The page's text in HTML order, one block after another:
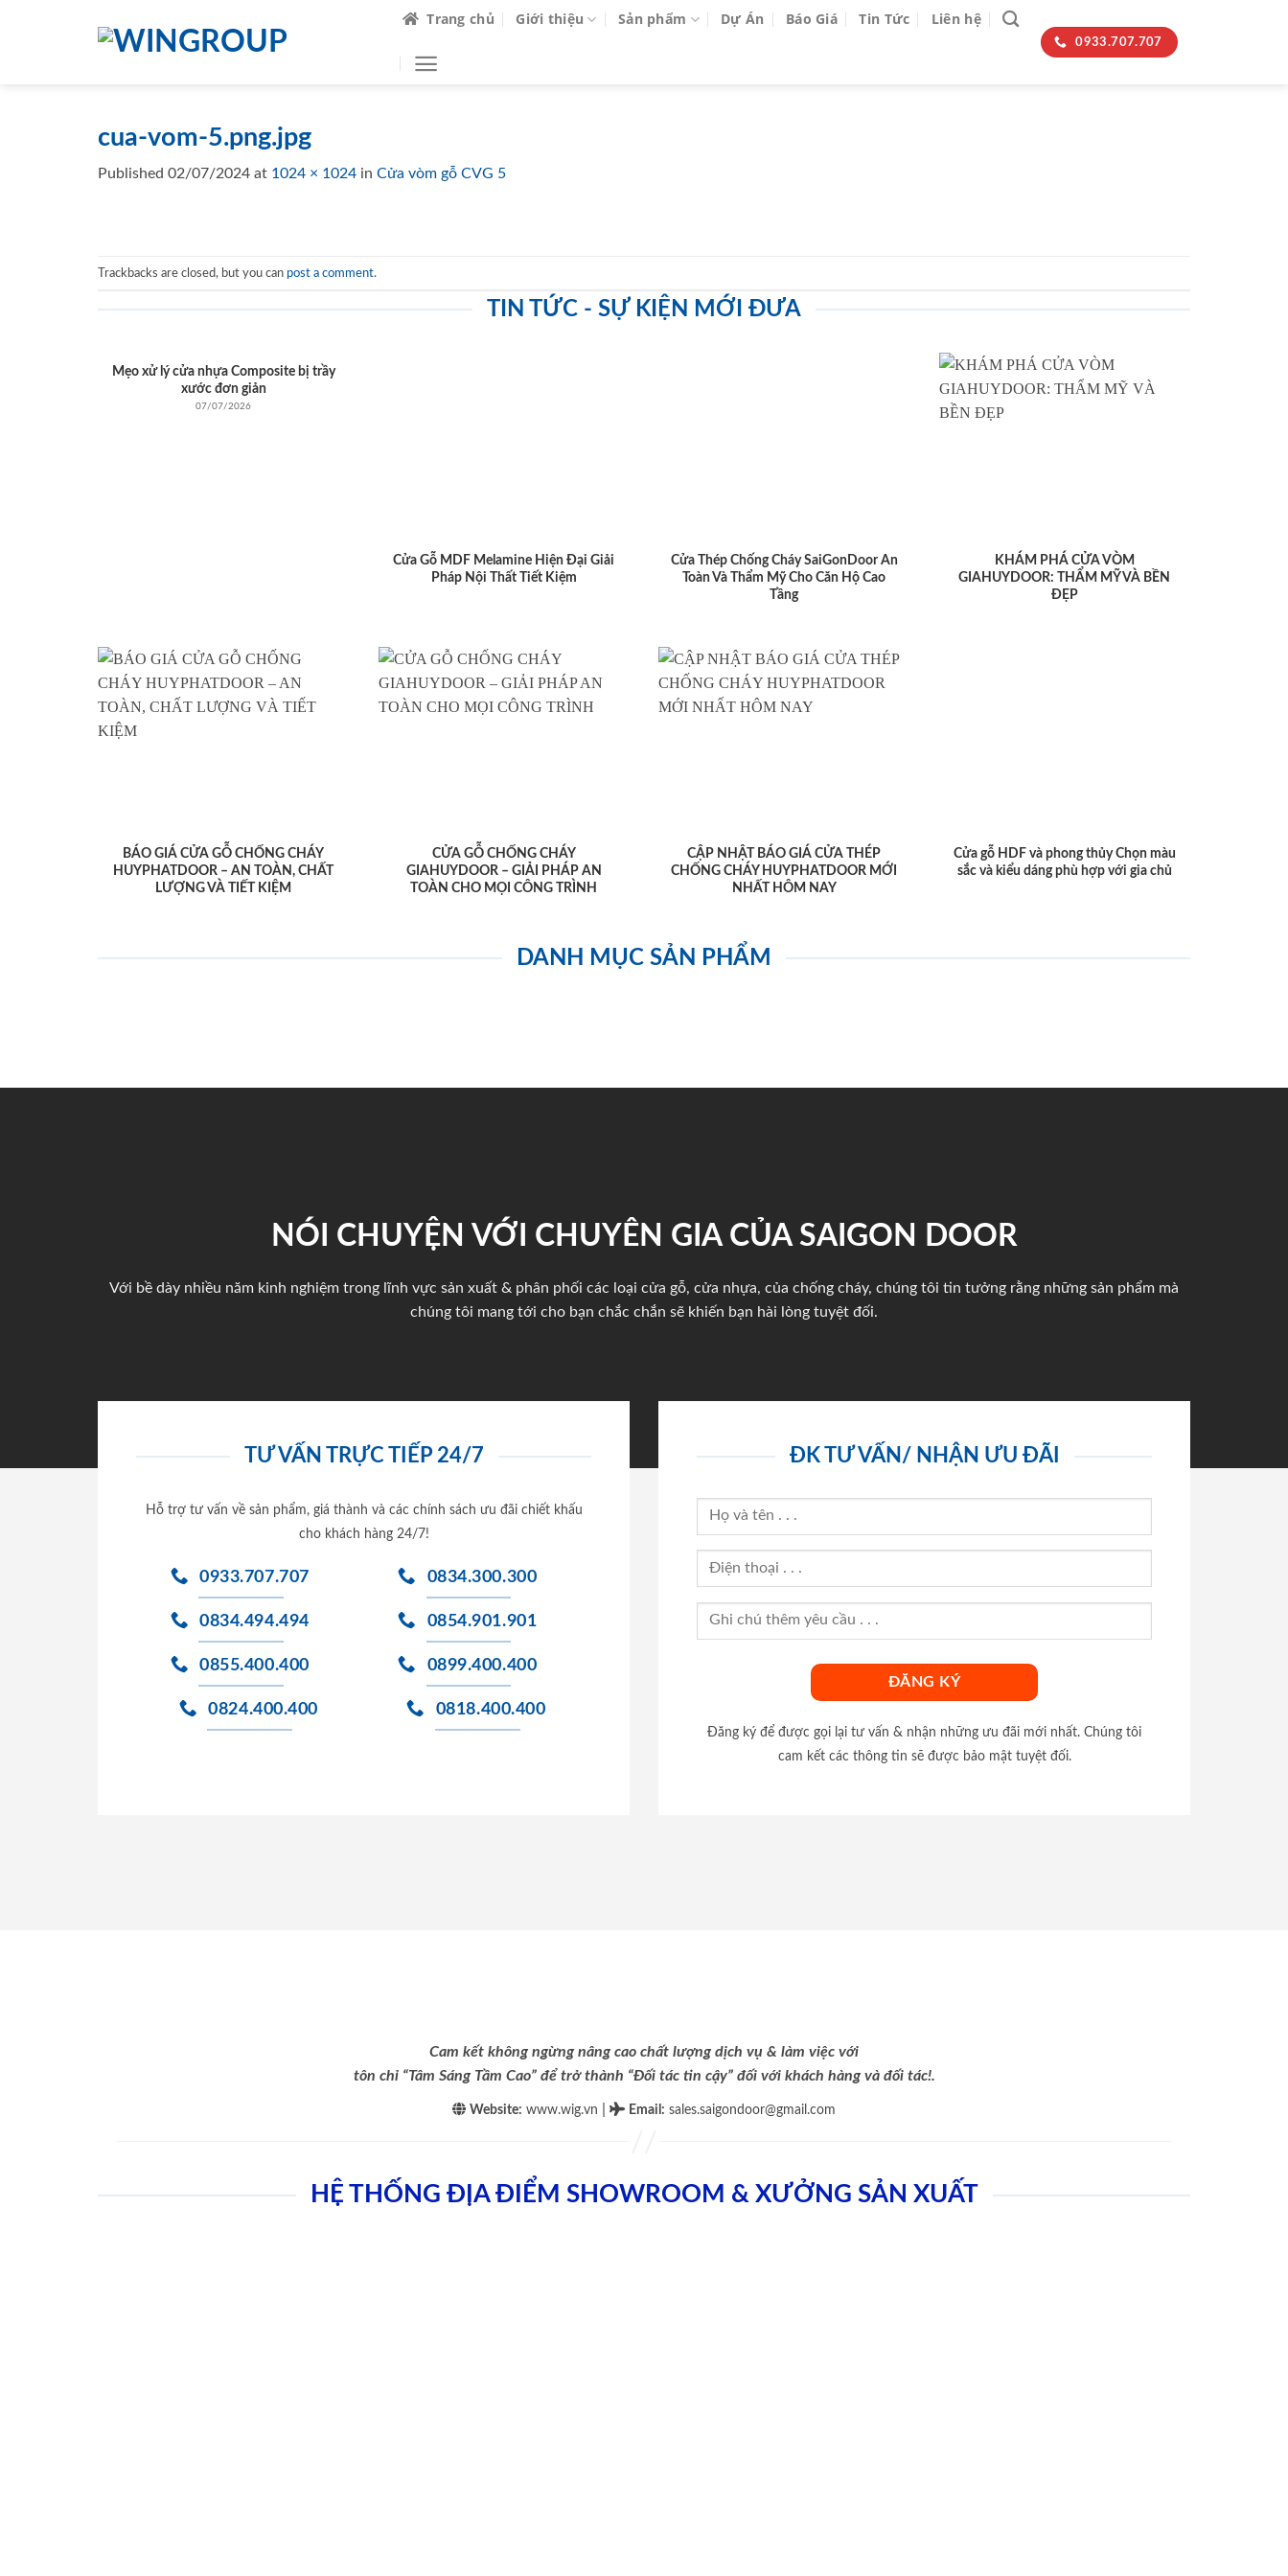
Trang chủ Giới thiệu Sản phẩm Dự Án Báo Giá Tin Tức Liên hệ
0933.707.707
cua-vom-5.png.jpg
Published 02/07/2024 at 1024 × 1024 in Cửa vòm gỗ CVG 5
Trackbacks are closed, but you can post a comment.
TIN TỨC - SỰ KIỆN MỚI ĐƯA
Mẹo xử lý cửa nhựa Composite bị trầy
xước đơn giản
07/07/2026
Cửa Gỗ MDF Melamine Hiện Đại Giải
Pháp Nội Thất Tiết Kiệm
Cửa Thép Chống Cháy SaiGonDoor An
Toàn Và Thẩm Mỹ Cho Căn Hộ Cao
Tầng
KHÁM PHÁ CỬA VÒM
GIAHUYDOOR: THẨM MỸ VÀ BỀN
ĐẸP
BÁO GIÁ CỬA GỖ CHỐNG CHÁY
HUYPHATDOOR – AN TOÀN, CHẤT
LƯỢNG VÀ TIẾT KIỆM
CỬA GỖ CHỐNG CHÁY
GIAHUYDOOR – GIẢI PHÁP AN
TOÀN CHO MỌI CÔNG TRÌNH
CẬP NHẬT BÁO GIÁ CỬA THÉP
CHỐNG CHÁY HUYPHATDOOR MỚI
NHẤT HÔM NAY
Cửa gỗ HDF và phong thủy Chọn màu
sắc và kiểu dáng phù hợp với gia chủ
DANH MỤC SẢN PHẨM
NÓI CHUYỆN VỚI CHUYÊN GIA CỦA SAIGON DOOR
Với bề dày nhiều năm kinh nghiệm trong lĩnh vực sản xuất & phân phối các loại cửa gỗ, cửa nhựa, của chống cháy, chúng tôi tin tưởng rằng những sản phẩm mà
chúng tôi mang tới cho bạn chắc chắn sẽ khiến bạn hài lòng tuyệt đối.
TƯ VẤN TRỰC TIẾP 24/7
Hỗ trợ tư vấn về sản phẩm, giá thành và các chính sách ưu đãi chiết khấu
cho khách hàng 24/7!
0933.707.707
0834.494.494
0855.400.400
0824.400.400
0834.300.300
0854.901.901
0899.400.400
0818.400.400
ĐK TƯ VẤN/ NHẬN ƯU ĐÃI
Đăng ký để được gọi lại tư vấn & nhận những ưu đãi mới nhất. Chúng tôi
cam kết các thông tin sẽ được bảo mật tuyệt đối.
Cam kết không ngừng nâng cao chất lượng dịch vụ & làm việc với
tôn chỉ “Tâm Sáng Tầm Cao” để trở thành “Đối tác tin cậy” đối với khách hàng và đối tác!.
Website: www.wig.vn Email : sales.saigondoor@gmail.com
HỆ THỐNG ĐỊA ĐIỂM SHOWROOM & XƯỞNG SẢN XUẤT